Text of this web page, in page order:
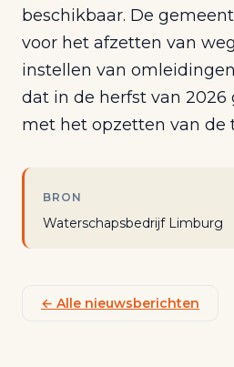
beschikbaar. De
voor het afzetten van
instellen van
dat in de herfst van
met het opzetten van de
BRON
Waterschapsbedrijf Limburg
← Alle nieuwsberichten